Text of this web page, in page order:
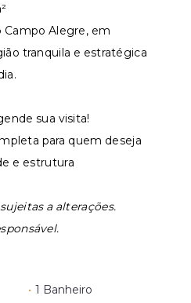
Campo Alegre, em
tranquila e estratégica
sua visita!
para quem deseja
e estrutura
a alterações.
• 1 Banheiro